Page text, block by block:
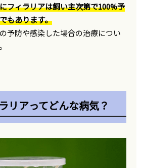
フィラリアは飼い主次第で100%予
もあります。
予防や感染した場合の治療につい
リアってどんな病気？